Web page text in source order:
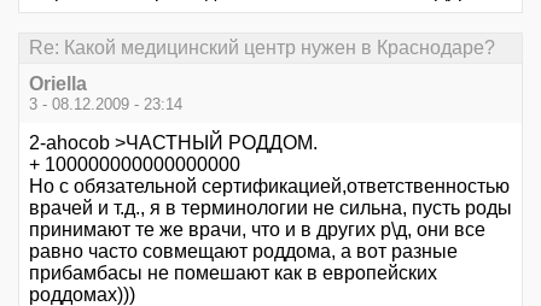
Re: Какой медицинский центр нужен в Краснодаре?
Oriella
3 - 08.12.2009 - 23:14
2-ahocob >ЧАСТНЫЙ РОДДОМ.
+ 100000000000000000
Но с обязательной сертификацией,ответственностью
врачей и т.д., я в терминологии не сильна, пусть роды
принимают те же врачи, что и в других р\д, они все
равно часто совмещают роддома, а вот разные
прибамбасы не помешают как в европейских
роддомах)))